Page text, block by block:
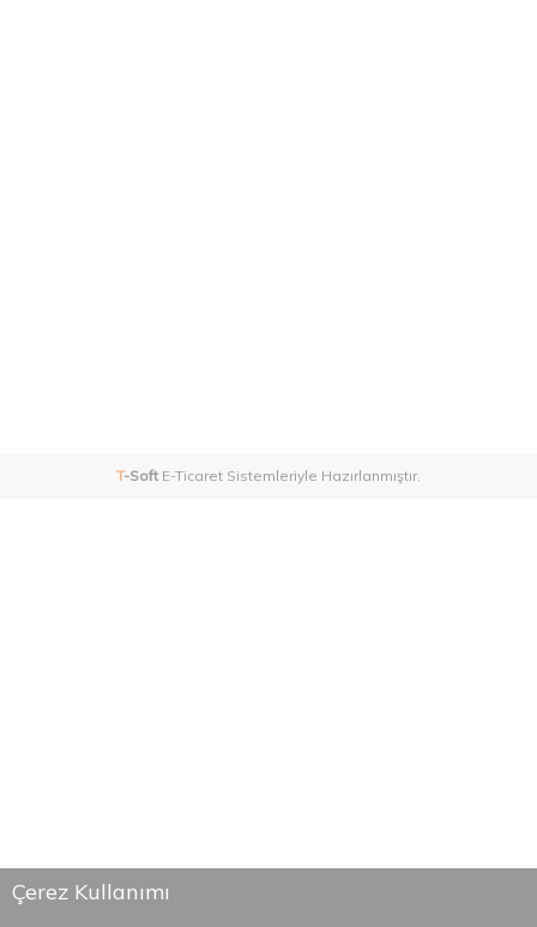
Çerez Kullanımı
T-Soft E-Ticaret Sistemleriyle Hazırlanmıştır.